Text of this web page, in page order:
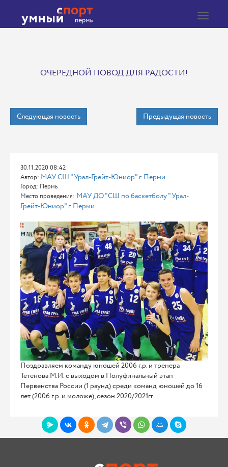
Toggle
ОЧЕРЕДНОЙ ПОВОД ДЛЯ РАДОСТИ!
Следующая новость Предыдущая новость
30.11.2020 08:42
Автор: МАУ СШ "Урал-Грейт-Юниор" г. Перми
Город: Пермь
Место проведения: МАУ ДО "СШ по баскетболу "Урал-
Грейт-Юниор" г. Перми
Поздравляем команду юношей 2006 г.р. и тренера
Тетенова М.И. с выходом в Полуфинальный этап
Первенства России (1 раунд) среди команд юношей до 16
лет (2006 г.р. и моложе), сезон 2020/2021гг.